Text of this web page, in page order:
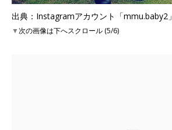
出典：Instagramアカウント「mmu.baby2」
▼次の画像は下へスクロール (5/6)